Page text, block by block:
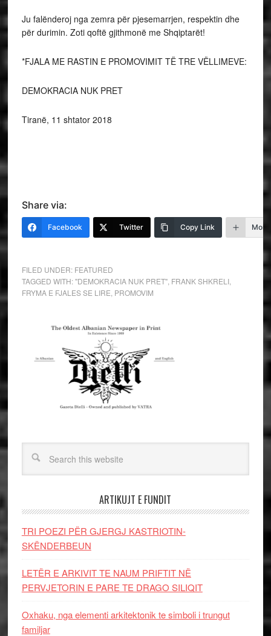
Ju falënderoj nga zemra për pjesemarrjen, respektin dhe
për durimin. Zoti qoftë gjithmonë me Shqiptarët!
*FJALA ME RASTIN E PROMOVIMIT TË TRE VËLLIMEVE:
DEMOKRACIA NUK PRET
Tiranë, 11 shtator 2018
Share via:
Facebook Twitter Copy Link More
FILED UNDER: FEATURED
TAGGED WITH:"DEMOKRACIA NUK PRET", FRANK SHKRELI,
FRYMA E FJALES SE LIRE PROMOVIM
ARTIKUJT E FUNDIT
TRI POEZI PËR GJERGJ KASTRIOTIN-
SKËNDERBEUN
LETËR E ARKIVIT TE NAUM PRIFTIT NË
PERVJETORIN E PARE TE DRAGO SILIQIT
Oxhaku, nga elementi arkitektonik te simboli i trungut
familjar